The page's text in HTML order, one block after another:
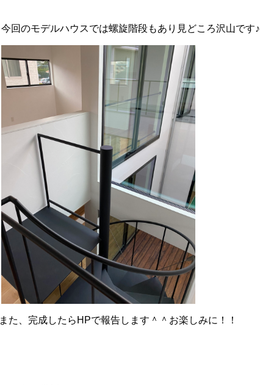
今回のモデルハウスでは螺旋階段もあり見どころ沢山です♪
また、完成したらHPで報告します＾＾お楽しみに！！